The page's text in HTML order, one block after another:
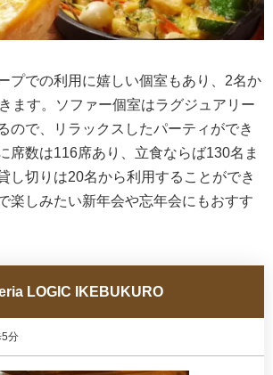
プでの利用に嬉しい個室もあり、2名か
ます。ソファー個室はラグジュアリー
ので、リラックスしたパーティができ
席数は116席あり、立食ならば130名ま
し切りは20名から利用することができ
楽しみたい新年会や忘年会にもおすす
LOGIC IKEBUKURO
分